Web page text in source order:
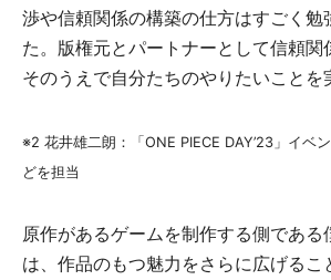
渉や信頼関係の構築の仕方はすごく勉
た。版権元とパートナーとして信頼関
そのうえで自分たちのやりたいことを
※2 花井雄二朗：「ONE PIECE DAY’23」イベ
どを担当
原作があるゲームを制作する側である
は、作品のもつ魅力をさらに広げるこ